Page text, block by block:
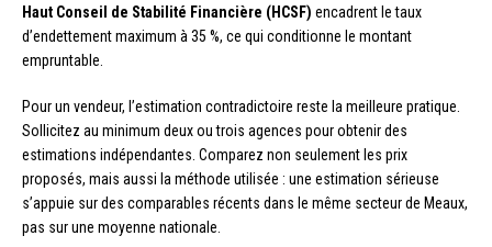
Haut Conseil de Stabilité Financière (HCSF) encadrent le taux
d’endettement maximum à 35 %, ce qui conditionne le montant
empruntable.
Pour un vendeur, l’estimation contradictoire reste la meilleure pratique.
Sollicitez au minimum deux ou trois agences pour obtenir des
estimations indépendantes. Comparez non seulement les prix
proposés, mais aussi la méthode utilisée : une estimation sérieuse
s’appuie sur des comparables récents dans le même secteur de Meaux,
pas sur une moyenne nationale.